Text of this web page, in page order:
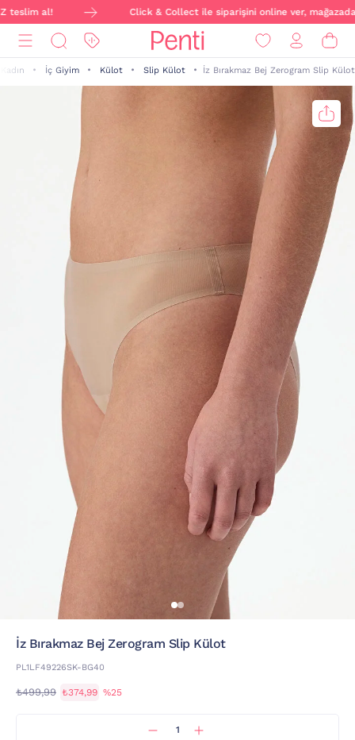
teslim al! Click & Collect ile siparişini online ver,
Kadın İç Giyim Külot Slip Külot İz Bırakmaz Bej Zerogram Slip Külot
İz Bırakmaz Bej Zerogram Slip Külot
PL1LF49226SK-BG40
₺499,99 ₺374,99 %25